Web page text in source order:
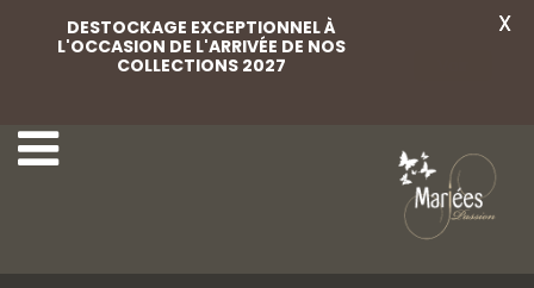
DESTOCKAGE EXCEPTIONNEL À
L'OCCASION DE L'ARRIVÉE DE NOS
COLLECTIONS 2027
X